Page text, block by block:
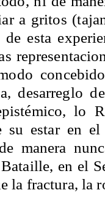
a gritos
esta
desarreglo
lo
su estar en
manera
en el
la fractura, la